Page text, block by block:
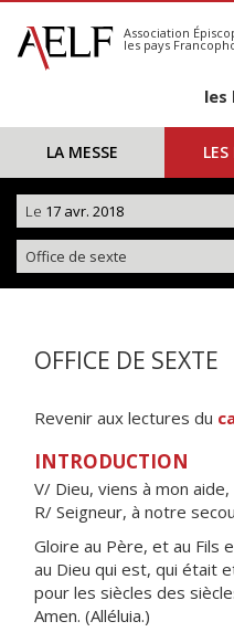
S'abonner
Calendrier
Association
les pays
les
LA MESSE LES
Le 17 avr. 2018
Office de sexte
OFFICE DE SEXTE
Revenir aux lectures du
INTRODUCTION
V/ Dieu, viens à mon aide,
R/ Seigneur, à notre
Gloire au Père, et au Fils
au Dieu qui est, qui était
pour les siècles des
Amen. (Alléluia.)